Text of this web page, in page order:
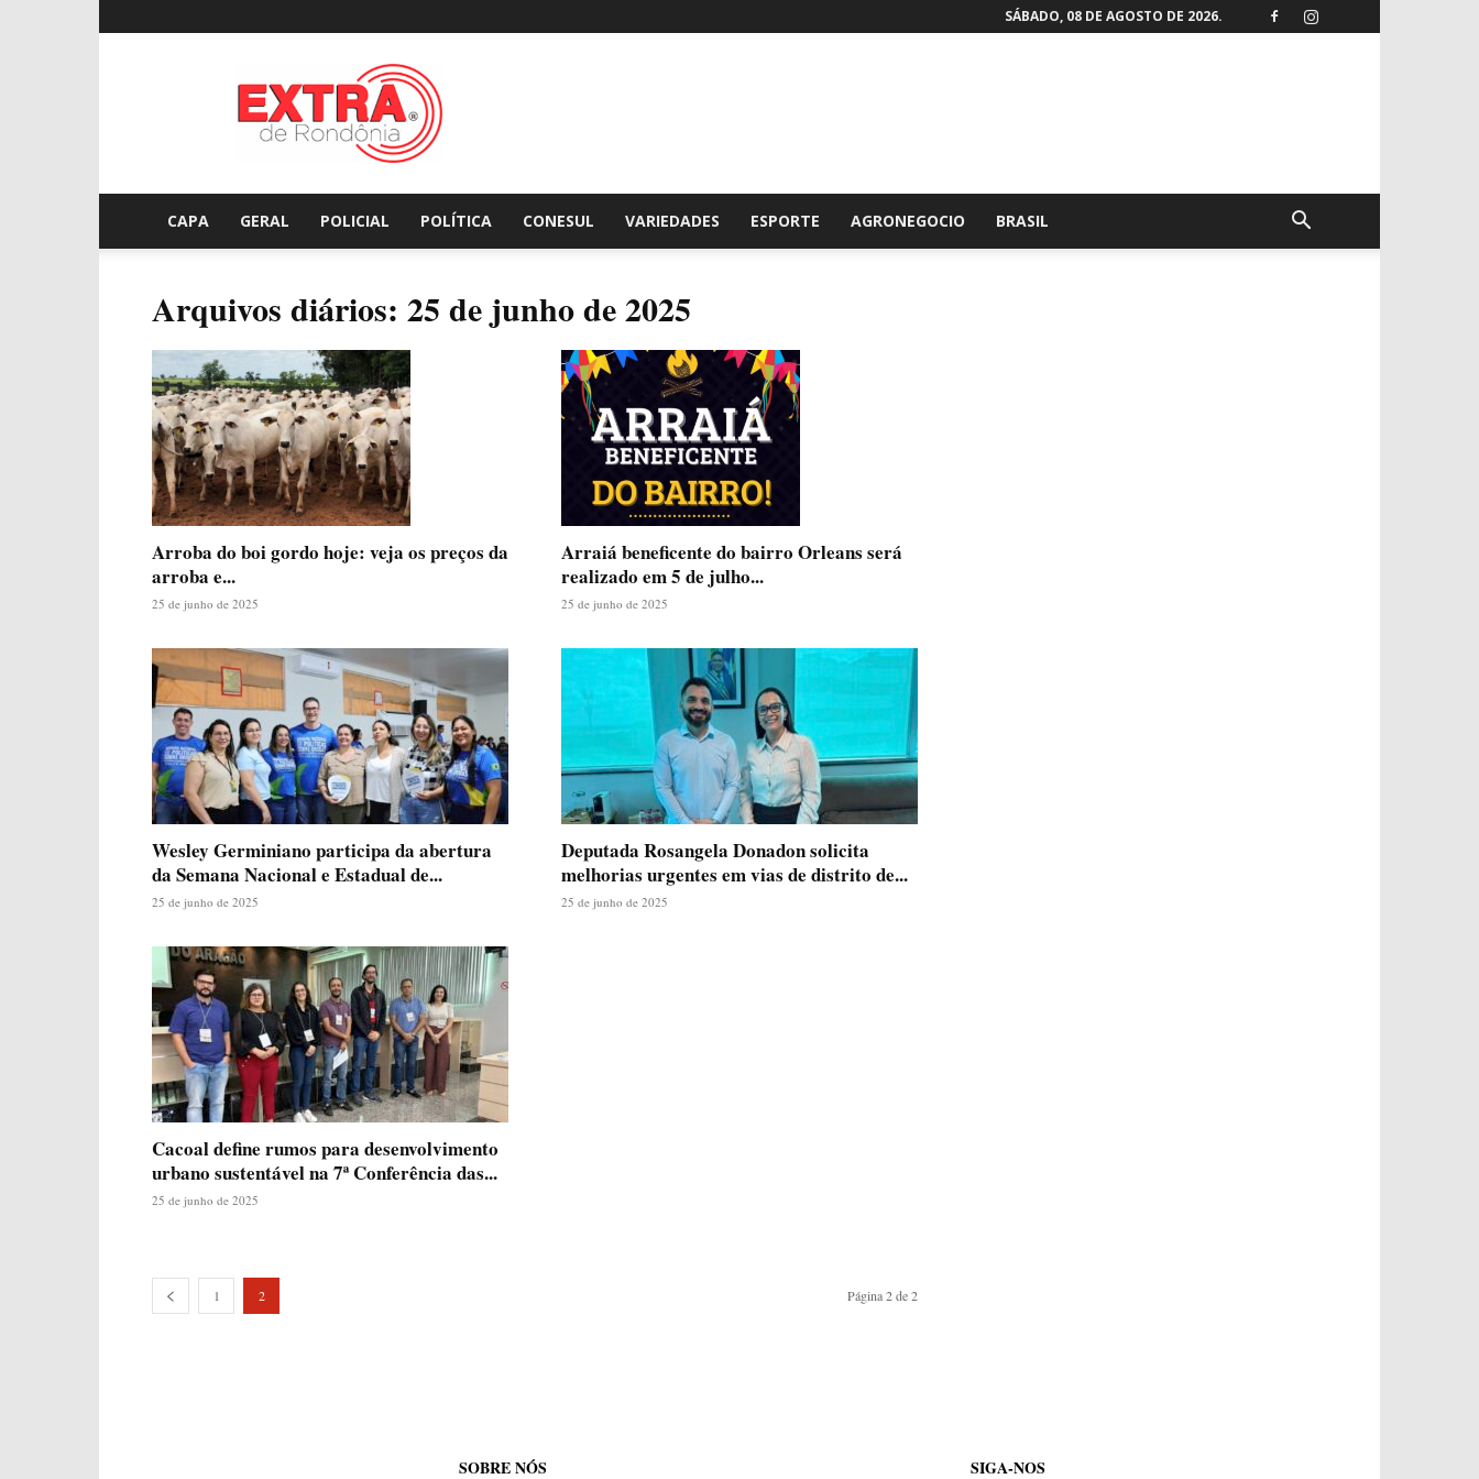
SÁBADO, 08 DE AGOSTO DE 2026.
Extraderondonia.com.br
CAPA GERAL POLICIAL POLÍTICA CONESUL VARIEDADES ESPORTE AGRONEGOCIO BRASIL
Arquivos diários: 25 de junho de 2025
Arroba do boi gordo hoje: veja os preços da
arroba e...
25 de junho de 2025
Arraiá beneficente do bairro Orleans será
realizado em 5 de julho...
25 de junho de 2025
Wesley Germiniano participa da abertura
da Semana Nacional e Estadual de...
25 de junho de 2025
Deputada Rosangela Donadon solicita
melhorias urgentes em vias de distrito de...
25 de junho de 2025
Cacoal define rumos para desenvolvimento
urbano sustentável na 7ª Conferência das...
25 de junho de 2025
1 2 Página 2 de 2
SOBRE NÓS SIGA-NOS